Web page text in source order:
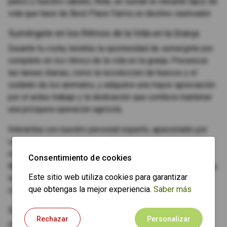
vida que hace de Best Place Farms un destino cautivador.
Sumérgete en los Ritmos de la Vida en la Granja
Durante tu visita, tendrás la oportunidad de sumergirte por
completo en los ritmos de la vida en la granja. Presencia
las tareas diarias, como la recolección de huevos y el
cuidado de los animales, y adquiere una mayor apreciación
por el arduo trabajo y la dedicación que conlleva mantener
una próspera operación agrícola.
Interactúa con nuestro personal experto, apasionado por
compartir su conocimiento y fomentar una comprensión
más profunda de las prácticas agrícolas sostenibles.
Aprende sobre la importancia de la agricultura regenerativa,
los beneficios del ganado criado en pastos y el arte de
cultivar productos nutritivos.
Saborea los Frutos de Nuestro Trabajo
Consentimiento de cookies
Este sitio web utiliza cookies para garantizar
que obtengas la mejor experiencia. Saber más
Rechazar Personalizar